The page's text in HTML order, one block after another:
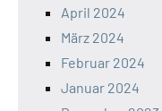
April 2024
März 2024
Februar 2024
Januar 2024